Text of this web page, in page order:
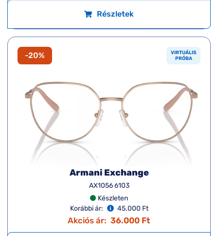
Részletek
-20%
VIRTUÁLIS
PRÓBA
Armani Exchange
AX1056 6103
Készleten
Korábbi ár:
45.000 Ft
Akciós ár: 36.000 Ft